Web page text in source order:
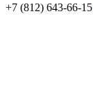
+7 (812) 643-66-15